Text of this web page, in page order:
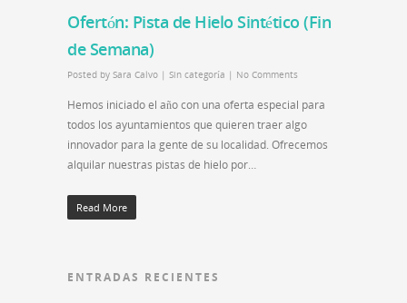
Ofertón: Pista de Hielo Sintético (Fin
de Semana)
Posted by Sara Calvo | Sin categoría | No Comments
Hemos iniciado el año con una oferta especial para
todos los ayuntamientos que quieren traer algo
innovador para la gente de su localidad. Ofrecemos
alquilar nuestras pistas de hielo por…
Read More
ENTRADAS RECIENTES